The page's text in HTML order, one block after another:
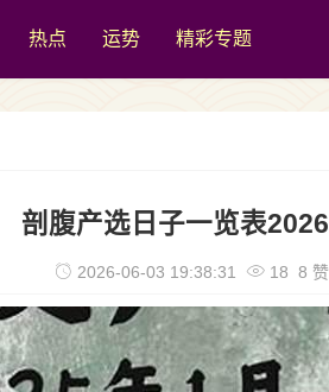
热点 运势 精彩专题
剖腹产选日子一览表2026
2026-06-03 19:38:31 18 8 赞